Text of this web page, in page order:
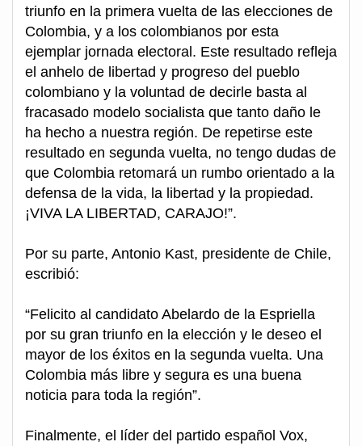
triunfo en la primera vuelta de las elecciones de
Colombia, y a los colombianos por esta
ejemplar jornada electoral. Este resultado refleja
el anhelo de libertad y progreso del pueblo
colombiano y la voluntad de decirle basta al
fracasado modelo socialista que tanto daño le
ha hecho a nuestra región. De repetirse este
resultado en segunda vuelta, no tengo dudas de
que Colombia retomará un rumbo orientado a la
defensa de la vida, la libertad y la propiedad.
¡VIVA LA LIBERTAD, CARAJO!”.
Por su parte, Antonio Kast, presidente de Chile,
escribió:
“Felicito al candidato Abelardo de la Espriella
por su gran triunfo en la elección y le deseo el
mayor de los éxitos en la segunda vuelta. Una
Colombia más libre y segura es una buena
noticia para toda la región”.
Finalmente, el líder del partido español Vox,